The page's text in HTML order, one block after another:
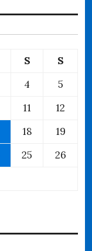
S
S
4
5
11
12
18
19
25
26